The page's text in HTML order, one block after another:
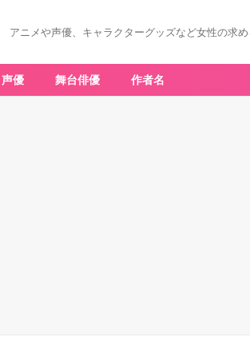
アニメや声優、キャラクターグッズなど女性の求
声優 舞台俳優 作者名